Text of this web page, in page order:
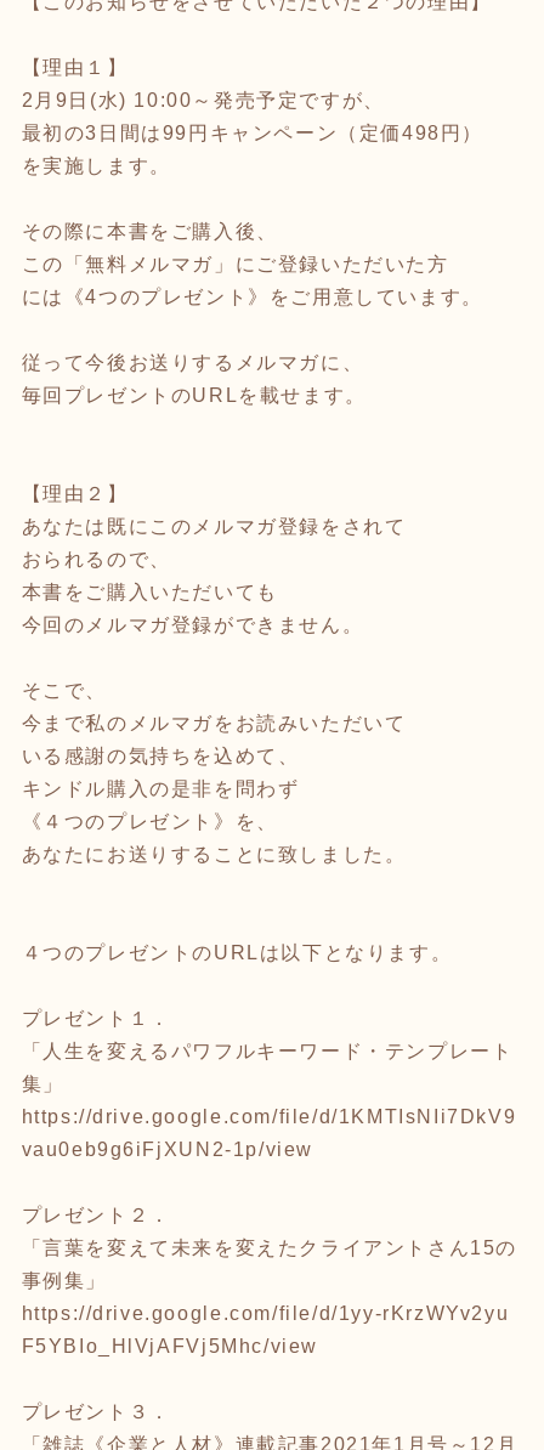
【理由１】
2月9日(水) 10:00～発売予定ですが、
最初の3日間は99円キャンペーン（定価498円）
を実施します。
その際に本書をご購入後、
この「無料メルマガ」にご登録いただいた方
には《4つのプレゼント》をご用意しています。
従って今後お送りするメルマガに、
毎回プレゼントのURLを載せます。
【理由２】
あなたは既にこのメルマガ登録をされて
おられるので、
本書をご購入いただいても
今回のメルマガ登録ができません。
そこで、
今まで私のメルマガをお読みいただいて
いる感謝の気持ちを込めて、
キンドル購入の是非を問わず
《４つのプレゼント》を、
あなたにお送りすることに致しました。
４つのプレゼントのURLは以下となります。
プレゼント１．
「人生を変えるパワフルキーワード・テンプレート
集」
https://drive.google.com/file/d/1KMTIsNIi7DkV9
vau0eb9g6iFjXUN2-1p/view
プレゼント２．
「言葉を変えて未来を変えたクライアントさん15の
事例集」
https://drive.google.com/file/d/1yy-rKrzWYv2yu
F5YBIo_HlVjAFVj5Mhc/view
プレゼント３．
「雑誌《企業と人材》連載記事2021年1月号～12月